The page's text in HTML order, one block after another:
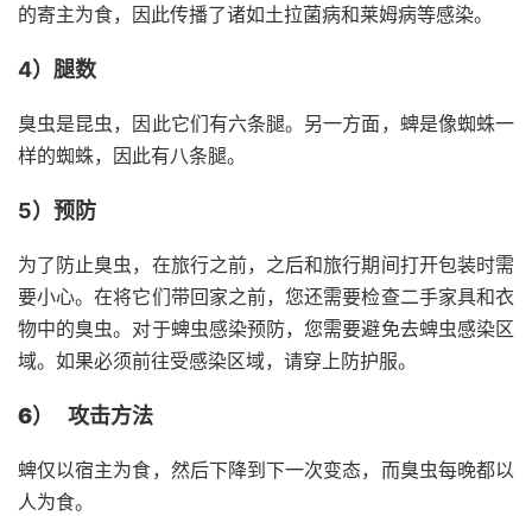
的寄主为食，因此传播了诸如土拉菌病和莱姆病等感染。
4）腿数
臭虫是昆虫，因此它们有六条腿。另一方面，蜱是像蜘蛛一
样的蜘蛛，因此有八条腿。
5）预防
为了防止臭虫，在旅行之前，之后和旅行期间打开包装时需
要小心。在将它们带回家之前，您还需要检查二手家具和衣
物中的臭虫。对于蜱虫感染预防，您需要避免去蜱虫感染区
域。如果必须前往受感染区域，请穿上防护服。
6） 攻击方法
蜱仅以宿主为食，然后下降到下一次变态，而臭虫每晚都以
人为食。